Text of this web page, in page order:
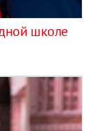
школе